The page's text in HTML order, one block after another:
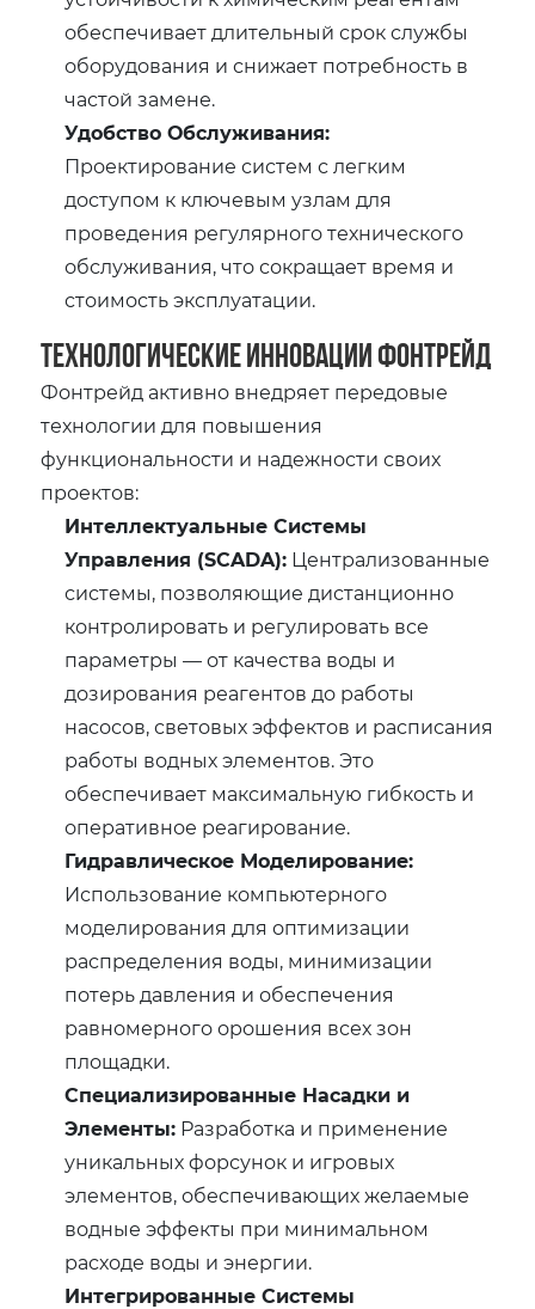
обеспечивает длительный срок службы
оборудования и снижает потребность в
частой замене.
Удобство Обслуживания:
Проектирование систем с легким
доступом к ключевым узлам для
проведения регулярного технического
обслуживания, что сокращает время и
стоимость эксплуатации.
Технологические Инновации Фонтрейд
Фонтрейд активно внедряет передовые
технологии для повышения
функциональности и надежности своих
проектов:
Интеллектуальные Системы
Управления (SCADA): Централизованные
системы, позволяющие дистанционно
контролировать и регулировать все
параметры — от качества воды и
дозирования реагентов до работы
насосов, световых эффектов и расписания
работы водных элементов. Это
обеспечивает максимальную гибкость и
оперативное реагирование.
Гидравлическое Моделирование:
Использование компьютерного
моделирования для оптимизации
распределения воды, минимизации
потерь давления и обеспечения
равномерного орошения всех зон
площадки.
Специализированные Насадки и
Элементы: Разработка и применение
уникальных форсунок и игровых
элементов, обеспечивающих желаемые
водные эффекты при минимальном
расходе воды и энергии.
Интегрированные Системы